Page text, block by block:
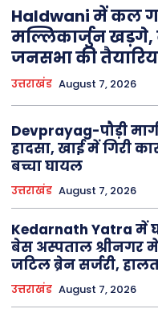
Haldwani में कल
मल्लिकार्जुन खड़गे,
जनसभा की
उत्तराखंड August 7, 2026
Devprayag-पौड़ी
हादसा, खाई में गिरी
बच्चा घायल
उत्तराखंड August 7, 2026
Kedarnath Yatra में
बेस अस्पताल श्रीनगर
जटिल ब्रेन सर्जरी,
उत्तराखंड August 7, 2026